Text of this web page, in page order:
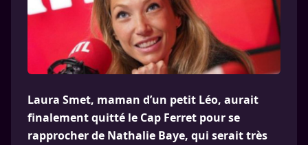
Laura Smet, maman d’un petit Léo, aurait
finalement quitté le Cap Ferret pour se
rapprocher de Nathalie Baye, qui serait très